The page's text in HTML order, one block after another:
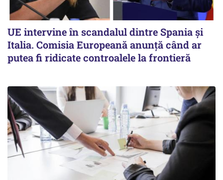
UE intervine în scandalul dintre Spania și
Italia. Comisia Europeană anunță când ar
putea fi ridicate controalele la frontieră